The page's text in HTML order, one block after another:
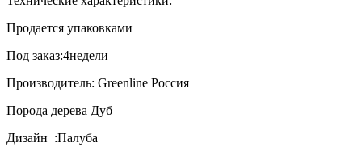
Продается упаковками
Под заказ:4недели
Производитель: Greenline Россия
Порода дерева Дуб
Дизайн :Палуба